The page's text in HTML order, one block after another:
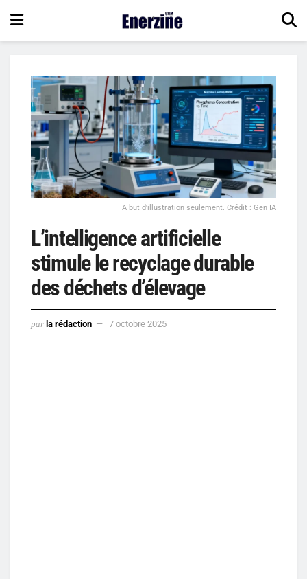
A but d'illustration seulement. Crédit : Gen IA
L’intelligence artificielle
stimule le recyclage durable
des déchets d’élevage
par la rédaction 7 octobre 2025